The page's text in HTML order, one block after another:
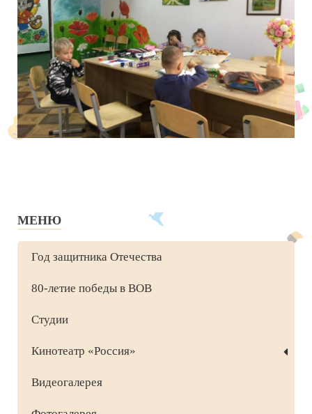
МЕНЮ
Год защитника Отечества
80-летие победы в ВОВ
Студии
Кинотеатр «Россия»
Видеогалерея